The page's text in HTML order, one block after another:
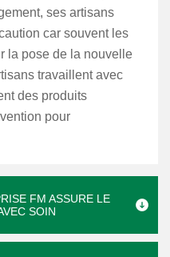
ses artisans
car souvent les
la pose de la nouvelle
travaillent avec
des produits
pour
FM ASSURE LE
SOIN